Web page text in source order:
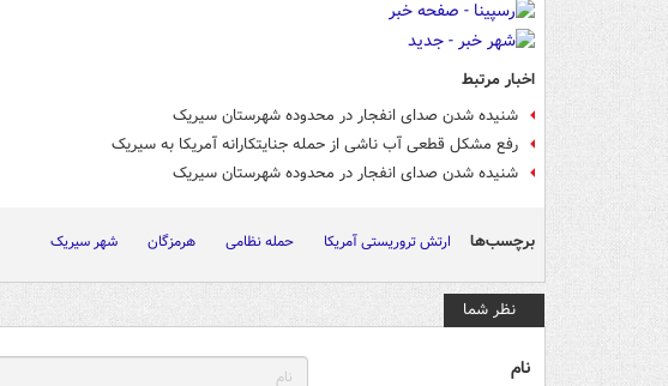
اخبار مرتبط
شنیده شدن صدای انفجار در محدوده شهرستان سیریک
رفع مشکل قطعی آب ناشی از حمله جنایتکارانه آمریکا به سیریک
شنیده شدن صدای انفجار در محدوده شهرستان سیریک
برچسب‌ها ارتش تروریستی آمریکا حمله نظامی هرمزگان شهر سیریک
نظر شما
نام